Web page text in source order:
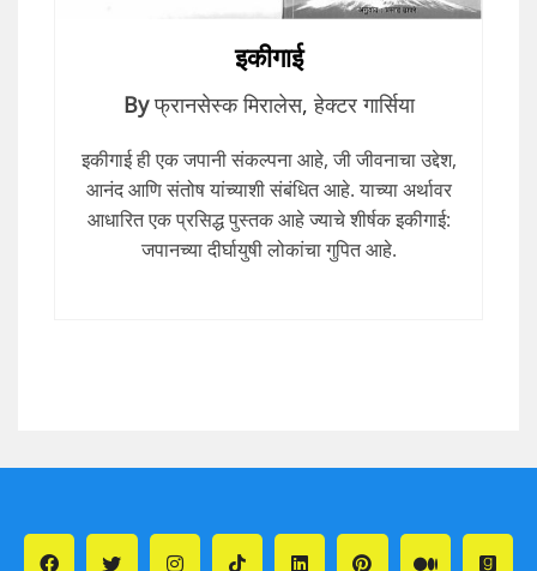
इकीगाई
By फ्रानसेस्क मिरालेस,हेक्टर गार्सिया
इकीगाई ही एक जपानी संकल्पना आहे, जी जीवनाचा उद्देश,
आनंद आणि संतोष यांच्याशी संबंधित आहे. याच्या अर्थावर
आधारित एक प्रसिद्ध पुस्तक आहे ज्याचे शीर्षक इकीगाई:
जपानच्या दीर्घायुषी लोकांचा गुपित आहे.